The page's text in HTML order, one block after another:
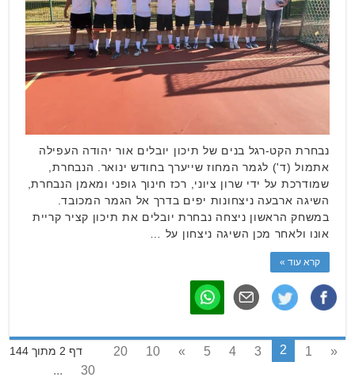
נבחרת הקט-רגל בנים של תיכון יובלים אור יהודה העפילה
אתמול (ד') לגמר המחוז שייערך בחודש ינואר. הנבחרת,
שמודרכת על ידי שרון ציוני, רכז חינוך גופני ומאמן הנבחרת,
השיגה ארבעה ניצחונות יפים בדרך אל הגמר המכובד.
במשחק הראשון ניצחה נבחרת יובלים את תיכון קציר קריית
אונו ולאחר מכן השיגה ניצחון על …
קרא עוד »
דף 2 מתוך 144 «
1
2
3
4
5
»
10
20
30
...